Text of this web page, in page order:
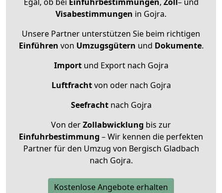
Visabestimmungen in Gojra.
Unsere Partner unterstützen Sie beim richtigen
Einführen von Umzugsgütern und Dokumente.
Importund Export nach Gojra
Luftfrachtvon oder nach Gojra
Seefrachtnach Gojra
Von derZollabwicklung bis zur
Einfuhrbestimmung – Wir kennen die perfekten
Partner für den Umzug von Bergisch Gladbach
nach Gojra.
Kostenlose Angebote erhalten